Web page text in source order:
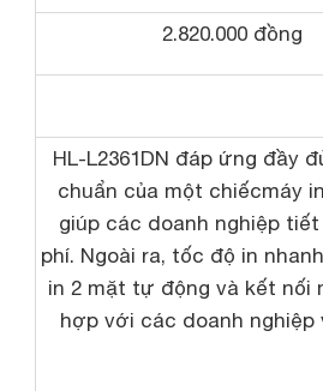
2.820.000 đồng
HL-L2361DN đáp ứng đầy
chuẩn của một chiếcmáy
giúp các doanh nghiệp
phí. Ngoài ra, tốc độ in
in 2 mặt tự động và kết nối
hợp với các doanh nghiệp